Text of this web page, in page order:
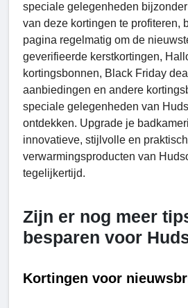
speciale gelegenheden
van deze kortingen te profiteren,
pagina regelmatig om de
geverifieerde kerstkortingen,
kortingsbonnen, Black Friday
aanbiedingen en andere
speciale gelegenheden van
ontdekken. Upgrade je
innovatieve, stijlvolle en
verwarmingsproducten van
tegelijkertijd.
Zijn er nog meer
besparen voor
Kortingen voor